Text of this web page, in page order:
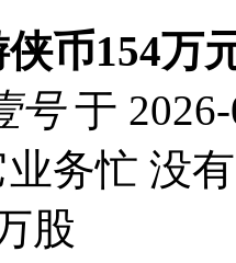
币154万
号于
务忙 没
股